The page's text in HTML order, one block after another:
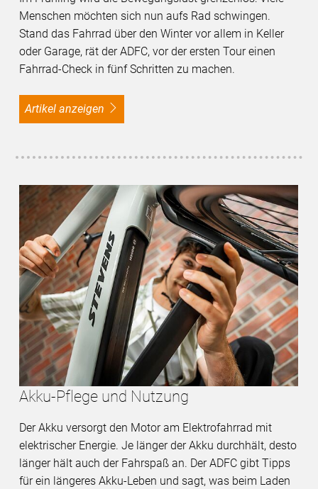
Menschen möchten sich nun aufs Rad schwingen.
Stand das Fahrrad über den Winter vor allem in Keller
oder Garage, rät der ADFC, vor der ersten Tour einen
Fahrrad-Check in fünf Schritten zu machen.
Artikel anzeigen
Akku-Pflege und Nutzung
Der Akku versorgt den Motor am Elektrofahrrad mit
elektrischer Energie. Je länger der Akku durchhält, desto
länger hält auch der Fahrspaß an. Der ADFC gibt Tipps
für ein längeres Akku-Leben und sagt, was beim Laden